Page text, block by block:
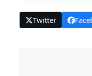
Twitter